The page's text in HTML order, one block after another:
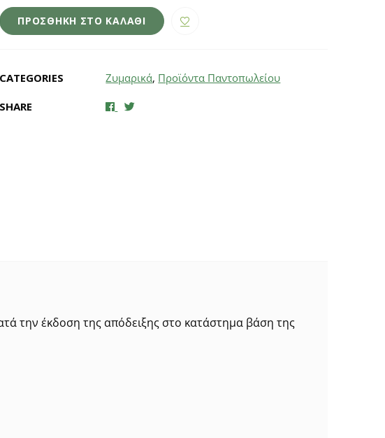
500g
Rummo
quantity
ΠΡΟΣΘΉΚΗ ΣΤΟ ΚΑΛΆΘΙ
CATEGORIES Ζυμαρικά, Προϊόντα Παντοπωλείου
SHARE
την έκδοση της απόδειξης στο κατάστημα βάση της